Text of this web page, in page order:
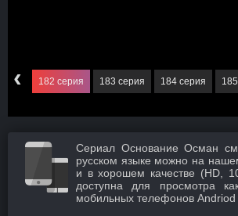
‹ 182 серия 183 серия 184 серия
Сериал Основание Осман
русском языке можно на
и в хорошем качестве (HD,
доступна для просмотра
мобильных телефонов Andriod